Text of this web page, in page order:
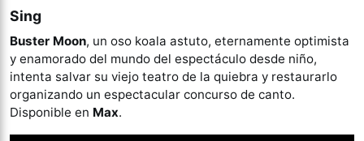
Sing
Buster Moon, un oso koala astuto, eternamente optimista
y enamorado del mundo del espectáculo desde niño,
intenta salvar su viejo teatro de la quiebra y restaurarlo
organizando un espectacular concurso de canto.
Disponible en Max.